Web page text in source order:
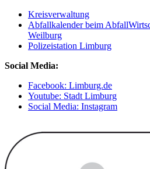
Kreisverwaltung
Abfallkalender beim
Weilburg
Polizeistation Limburg
Social Media:
Facebook: Limburg.de
Youtube: Stadt Limburg
Social Media: Instagram